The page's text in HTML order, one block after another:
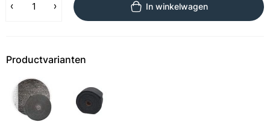
In winkelwagen
Productvarianten